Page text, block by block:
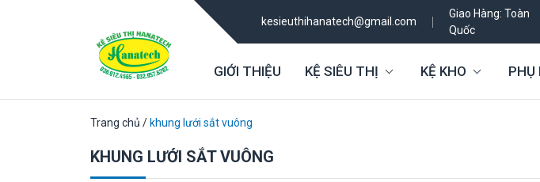
kesieuthihanatech@gmail.com
Giao Hàng: Toàn
Quốc
GIỚI THIỆU KỆ SIÊU THỊ KỆ KHO PHỤ
Trang chủ / khung lưới sắt vuông
KHUNG LƯỚI SẮT VUÔNG